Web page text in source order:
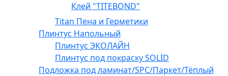
Клей "TITEBOND"
Titan Пена и Герметики
Плинтус Напольный
Плинтус ЭКОЛАЙН
Плинтус под покраску SOLID
Подложка под ламинат/SPC/Паркет/Тёплый